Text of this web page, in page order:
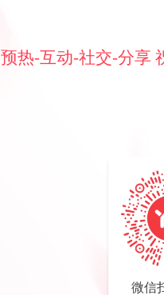
预热-互动-社交-分享
微信